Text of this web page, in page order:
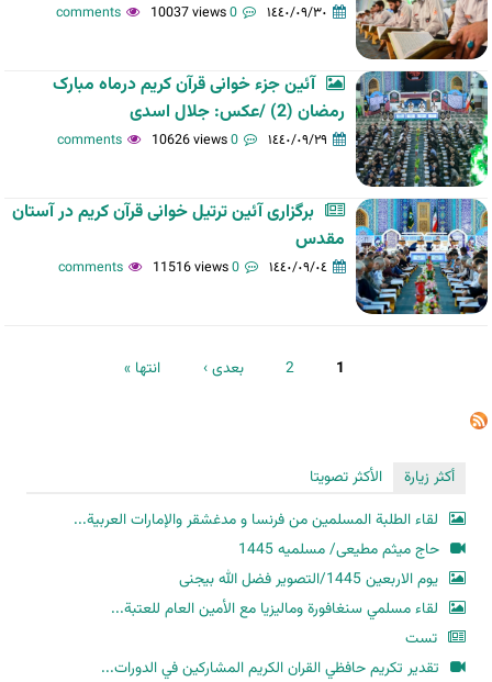
١٤٤٠/٠٩/٣٠ 0 comments
10037 views
آئین جزء خوانی قرآن کریم درماه مبارک
رمضان (2) /عکس: جلال اسدی
١٤٤٠/٠٩/٢٩ 0 comments
10626 views
برگزاری آئین ترتیل ‌خوانی قرآن کریم در آستان
مقدس
١٤٤٠/٠٩/٠٤ 0 comments
11516 views
1
2 بعدی › انتها »
أكثر زيارة
الأكثر تصويتا
لقاء الطلبة المسلمين من فرنسا و مدغشقر والإمارات العربية...
حاج میثم مطیعی/ مسلمیه 1445
یوم الاربعین 1445/التصویر فضل الله بیجنی
لقاء مسلمي سنغافورة وماليزيا مع الأمين العام للعتبة...
تست
تقدير تكريم حافظي القران الكريم المشاركين في الدورات...